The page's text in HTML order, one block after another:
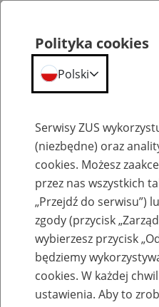
Szkolenia
Zaproś ZUS do
eZUS w siedzibie
Polityka cookies
Polski
Serwisy ZUS
(niezbędne) oraz
cookies. Możesz
przez nas wszystkich
„Przejdź do serwisu”)
zgody (przycisk
wybierzesz przycisk
będziemy
cookies. W każdej
ustawienia. Aby to